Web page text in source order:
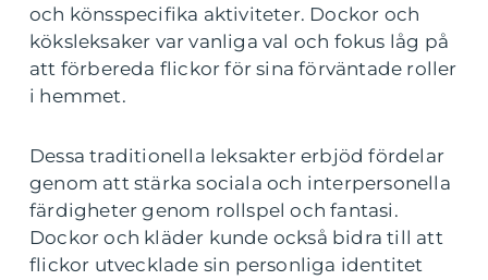
och könsspecifika aktiviteter. Dockor och
köksleksaker var vanliga val och fokus låg på
att förbereda flickor för sina förväntade roller
i hemmet.
Dessa traditionella leksakter erbjöd fördelar
genom att stärka sociala och interpersonella
färdigheter genom rollspel och fantasi.
Dockor och kläder kunde också bidra till att
flickor utvecklade sin personliga identitet